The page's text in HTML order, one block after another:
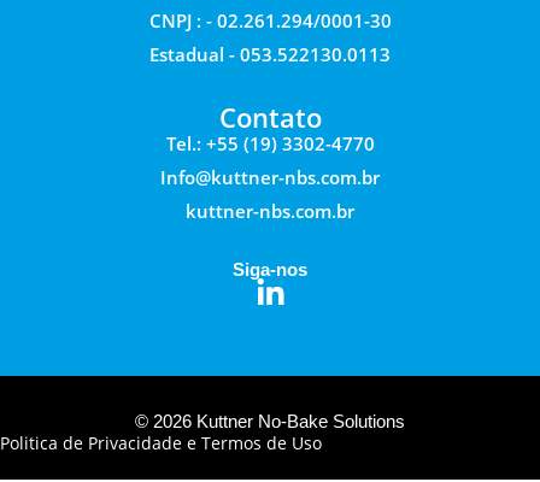
CNPJ : - 02.261.294/0001-30
Estadual - 053.522130.0113
Contato
Tel.: +55 (19) 3302-4770
Info@kuttner-nbs.com.br
kuttner-nbs.com.br
Siga-nos
© 2026 Kuttner No-Bake Solutions
Politica de Privacidade e Termos de Uso